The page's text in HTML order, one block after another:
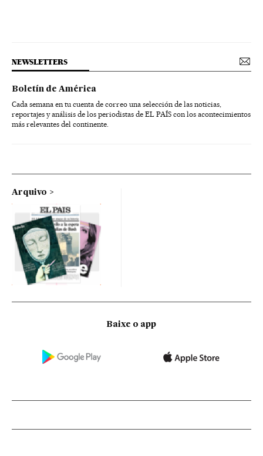
NEWSLETTERS
Boletín de América
Cada semana en tu cuenta de correo una selección de las noticias,
reportajes y análisis de los periodistas de EL PAÍS con los acontecimientos
más relevantes del continente.
Arquivo
Baixe o app